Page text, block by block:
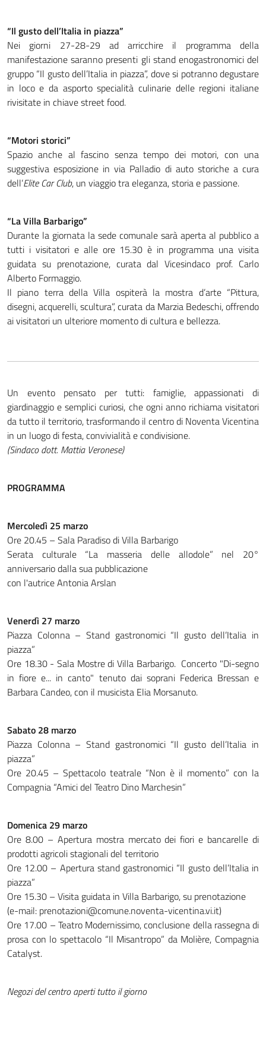
“Il gusto dell’Italia in piazza”
Nei giorni 27-28-29 ad arricchire il programma della
manifestazione saranno presenti gli stand enogastronomici del
gruppo “Il gusto dell’Italia in piazza”, dove si potranno degustare
in loco e da asporto specialità culinarie delle regioni italiane
rivisitate in chiave street food.
“Motori storici”
Spazio anche al fascino senza tempo dei motori, con una
suggestiva esposizione in via Palladio di auto storiche a cura
dell’Elite Car Club, un viaggio tra eleganza, storia e passione.
“La Villa Barbarigo”
Durante la giornata la sede comunale sarà aperta al pubblico a
tutti i visitatori e alle ore 15.30 è in programma una visita
guidata su prenotazione, curata dal Vicesindaco prof. Carlo
Alberto Formaggio.
Il piano terra della Villa ospiterà la mostra d’arte “Pittura,
disegni, acquerelli, scultura”, curata da Marzia Bedeschi, offrendo
ai visitatori un ulteriore momento di cultura e bellezza.
Un evento pensato per tutti: famiglie, appassionati di
giardinaggio e semplici curiosi, che ogni anno richiama visitatori
da tutto il territorio, trasformando il centro di Noventa Vicentina
in un luogo di festa, convivialità e condivisione.
(Sindaco dott. Mattia Veronese)
PROGRAMMA
Mercoledì 25 marzo
Ore 20.45 – Sala Paradiso di Villa Barbarigo
Serata culturale “La masseria delle allodole” nel 20°
anniversario dalla sua pubblicazione
con l'autrice Antonia Arslan
Venerdì 27 marzo
Piazza Colonna – Stand gastronomici “Il gusto dell’Italia in
piazza”
Ore 18.30 - Sala Mostre di Villa Barbarigo. Concerto "Di-segno
in fiore e... in canto" tenuto dai soprani Federica Bressan e
Barbara Candeo, con il musicista Elia Morsanuto.
Sabato 28 marzo
Piazza Colonna – Stand gastronomici “Il gusto dell’Italia in
piazza”
Ore 20.45 – Spettacolo teatrale “Non è il momento” con la
Compagnia “Amici del Teatro Dino Marchesin”
Domenica 29 marzo
Ore 8.00 – Apertura mostra mercato dei fiori e bancarelle di
prodotti agricoli stagionali del territorio
Ore 12.00 – Apertura stand gastronomici “Il gusto dell’Italia in
piazza”
Ore 15.30 – Visita guidata in Villa Barbarigo, su prenotazione
(e-mail: prenotazioni@comune.noventa-vicentina.vi.it)
Ore 17.00 – Teatro Modernissimo, conclusione della rassegna di
prosa con lo spettacolo “Il Misantropo” da Molière, Compagnia
Catalyst.
Negozi del centro aperti tutto il giorno